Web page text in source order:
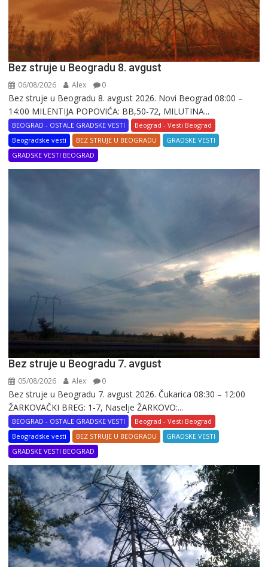
Bez struje u Beogradu 8. avgust
06/08/2026 Alex 0
Bez struje u Beogradu 8. avgust 2026. Novi Beograd 08:00 –
14:00 MILENTIJA POPOVIĆA: BB,50-72, MILUTINA...
BEOGRAD - OSTALE GRADSKE VESTI
Beograd - Vesti Beograd
Beogradske vesti
BEZ STRUJE U BEOGRADU
GRADSKE VESTI
GRADSKE VESTI BEOGRAD
Bez struje u Beogradu 7. avgust
05/08/2026 Alex 0
Bez struje u Beogradu 7. avgust 2026. Čukarica 08:30 – 12:00
ŽARKOVAČKI BREG: 1-7, Naselje ŽARKOVO:...
BEOGRAD - OSTALE GRADSKE VESTI
Beograd - Vesti Beograd
Beogradske vesti
BEZ STRUJE U BEOGRADU
GRADSKE VESTI
GRADSKE VESTI BEOGRAD